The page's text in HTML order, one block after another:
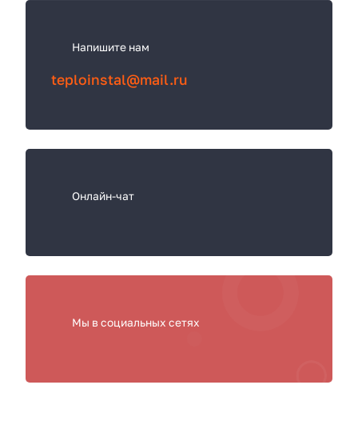
Напишите нам
teploinstal@mail.ru
Онлайн-чат
Мы в социальных сетях